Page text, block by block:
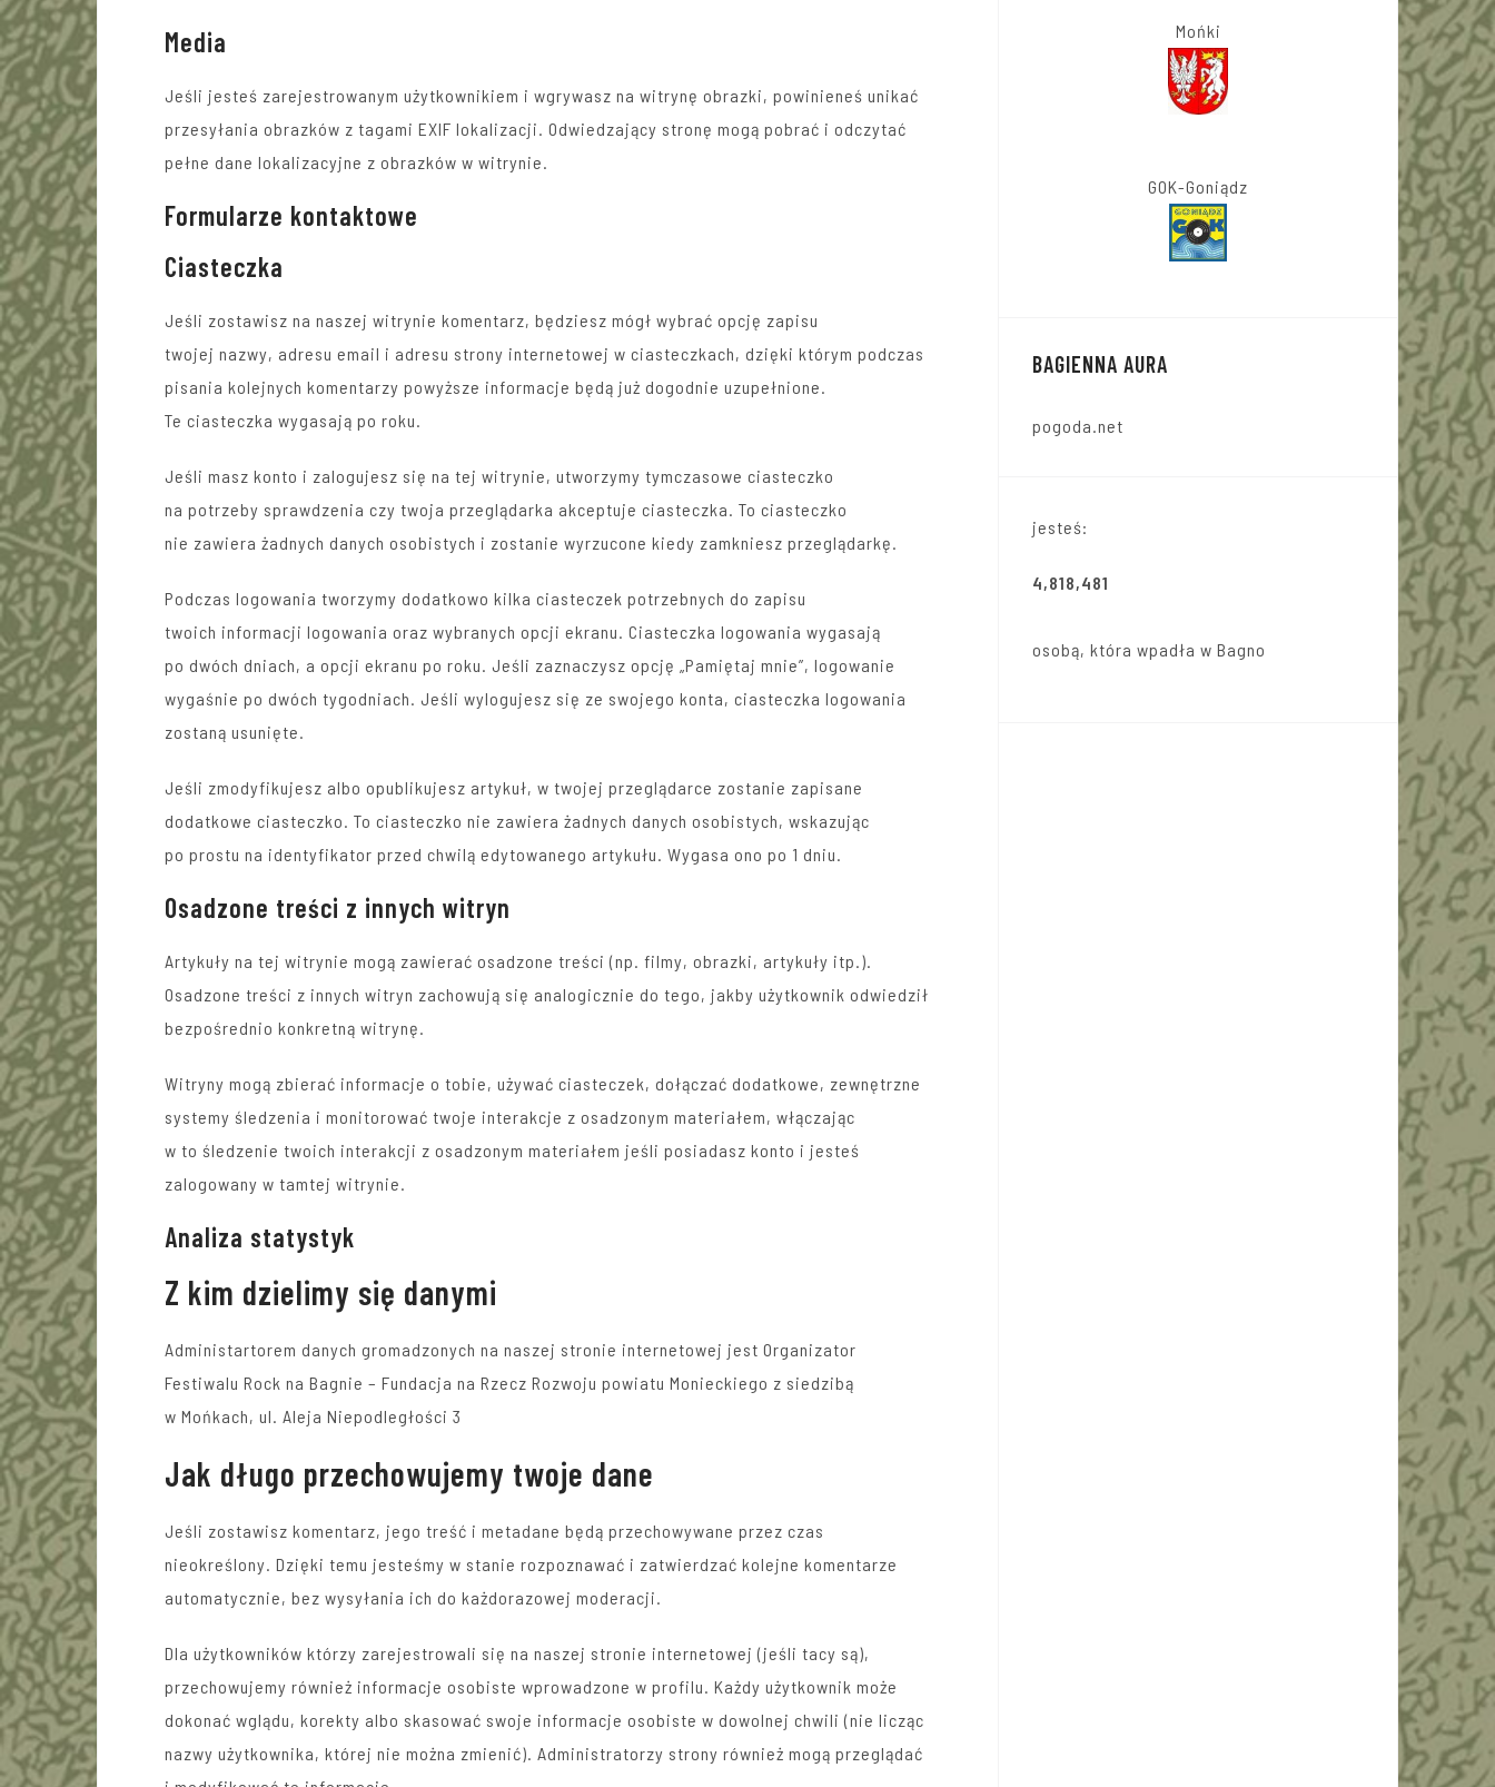
Media
Jeśli jesteś zarejestrowanym użytkownikiem i wgrywasz na witrynę obrazki, powinieneś unikać
przesyłania obrazków z tagami EXIF lokalizacji. Odwiedzający stronę mogą pobrać i odczytać
pełne dane lokalizacyjne z obrazków w witrynie.
Formularze kontaktowe
Ciasteczka
Jeśli zostawisz na naszej witrynie komentarz, będziesz mógł wybrać opcję zapisu
twojej nazwy, adresu email i adresu strony internetowej w ciasteczkach, dzięki którym podczas
pisania kolejnych komentarzy powyższe informacje będą już dogodnie uzupełnione.
Te ciasteczka wygasają po roku.
Jeśli masz konto i zalogujesz się na tej witrynie, utworzymy tymczasowe ciasteczko
na potrzeby sprawdzenia czy twoja przeglądarka akceptuje ciasteczka. To ciasteczko
nie zawiera żadnych danych osobistych i zostanie wyrzucone kiedy zamkniesz przeglądarkę.
Podczas logowania tworzymy dodatkowo kilka ciasteczek potrzebnych do zapisu
twoich informacji logowania oraz wybranych opcji ekranu. Ciasteczka logowania wygasają
po dwóch dniach, a opcji ekranu po roku. Jeśli zaznaczysz opcję „Pamiętaj mnie”, logowanie
wygaśnie po dwóch tygodniach. Jeśli wylogujesz się ze swojego konta, ciasteczka logowania
zostaną usunięte.
Jeśli zmodyfikujesz albo opublikujesz artykuł, w twojej przeglądarce zostanie zapisane
dodatkowe ciasteczko. To ciasteczko nie zawiera żadnych danych osobistych, wskazując
po prostu na identyfikator przed chwilą edytowanego artykułu. Wygasa ono po 1 dniu.
Osadzone treści z innych witryn
Artykuły na tej witrynie mogą zawierać osadzone treści (np. filmy, obrazki, artykuły itp.).
Osadzone treści z innych witryn zachowują się analogicznie do tego, jakby użytkownik odwiedził
bezpośrednio konkretną witrynę.
Witryny mogą zbierać informacje o tobie, używać ciasteczek, dołączać dodatkowe, zewnętrzne
systemy śledzenia i monitorować twoje interakcje z osadzonym materiałem, włączając
w to śledzenie twoich interakcji z osadzonym materiałem jeśli posiadasz konto i jesteś
zalogowany w tamtej witrynie.
Analiza statystyk
Z kim dzielimy się danymi
Administartorem danych gromadzonych na naszej stronie internetowej jest Organizator
Festiwalu Rock na Bagnie – Fundacja na Rzecz Rozwoju powiatu Monieckiego z siedzibą
w Mońkach, ul. Aleja Niepodległości 3
Jak długo przechowujemy twoje dane
Jeśli zostawisz komentarz, jego treść i metadane będą przechowywane przez czas
nieokreślony. Dzięki temu jesteśmy w stanie rozpoznawać i zatwierdzać kolejne komentarze
automatycznie, bez wysyłania ich do każdorazowej moderacji.
Dla użytkowników którzy zarejestrowali się na naszej stronie internetowej (jeśli tacy są),
przechowujemy również informacje osobiste wprowadzone w profilu. Każdy użytkownik może
dokonać wglądu, korekty albo skasować swoje informacje osobiste w dowolnej chwili (nie licząc
nazwy użytkownika, której nie można zmienić). Administratorzy strony również mogą przeglądać
Mońki
GOK-Goniądz
BAGIENNA AURA
pogoda.net
jesteś:
4,818,481
osobą, która wpadła w Bagno